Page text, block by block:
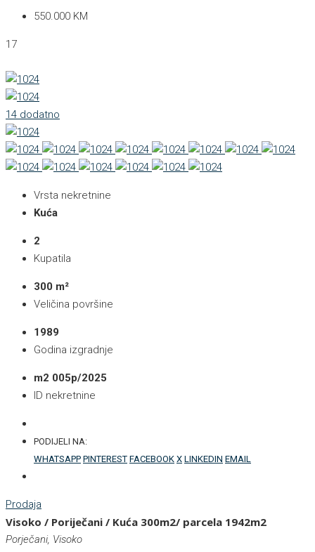
550.000 KM
17
14 dodatno
Vrsta nekretnine
Kuća
2
Kupatila
300 m²
Veličina površine
1989
Godina izgradnje
m2 005p/2025
ID nekretnine
PODIJELI NA:
WHATSAPP PINTEREST FACEBOOK X LINKEDIN EMAIL
Prodaja
Visoko / Poriječani / Kuća 300m2/ parcela 1942m2
Porječani, Visoko